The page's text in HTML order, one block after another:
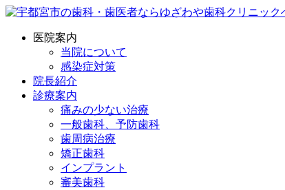
医院案内
当院について
感染症対策
院長紹介
診療案内
痛みの少ない治療
一般歯科、予防歯科
歯周病治療
矯正歯科
インプラント
審美歯科